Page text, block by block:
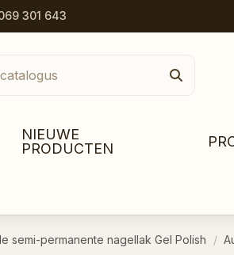
301 643
NIEUWE
PRODUCTEN
semi-permanente nagellak Gel Polish